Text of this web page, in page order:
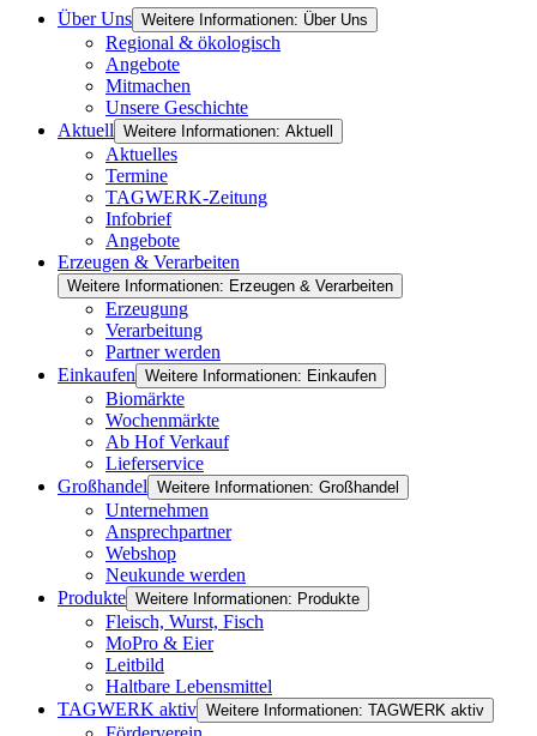
Über Uns Weitere Informationen: Über Uns
Regional & ökologisch
Angebote
Mitmachen
Unsere Geschichte
Aktuell Weitere Informationen: Aktuell
Aktuelles
Termine
TAGWERK-Zeitung
Infobrief
Angebote
Erzeugen & Verarbeiten
Weitere Informationen: Erzeugen & Verarbeiten
Erzeugung
Verarbeitung
Partner werden
Einkaufen Weitere Informationen: Einkaufen
Biomärkte
Wochenmärkte
Ab Hof Verkauf
Lieferservice
Großhandel Weitere Informationen: Großhandel
Unternehmen
Ansprechpartner
Webshop
Neukunde werden
Produkte Weitere Informationen: Produkte
Fleisch, Wurst, Fisch
MoPro & Eier
Leitbild
Haltbare Lebensmittel
TAGWERK aktiv Weitere Informationen: TAGWERK aktiv